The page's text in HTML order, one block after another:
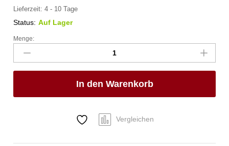
Lieferzeit:4 - 10 Tage
Status: Auf Lager
Gastronorm-
Behälter
1/2,
HENDI,
1/2,
Anzahl
Menge:
In den Warenkorb
Vergleichen